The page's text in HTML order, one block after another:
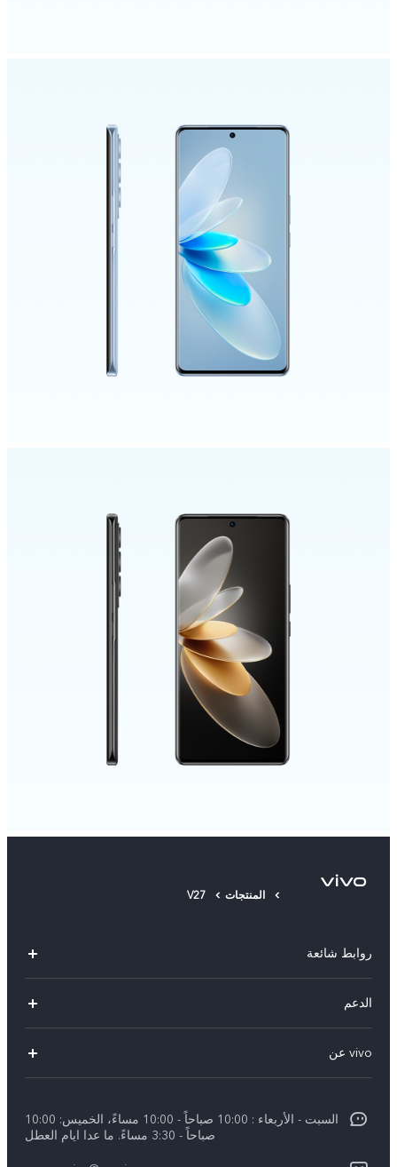
المنتجات V27
روابط شائعة
X300 (New)
X200 FE (New)
الدعم
مركز الخدمة
Funtouch OS
vivo عن
الأخبار
الإشعارات القانونية
السبت - الأربعاء : 10:00 صباحاً - 10:00 مساءً، الخميس: 10:00
صباحاً - 3:30 مساءً. ما عدا ايام العطل